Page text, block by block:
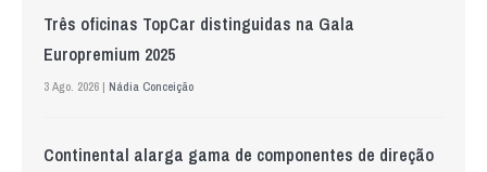
Três oficinas TopCar distinguidas na Gala
Europremium 2025
3 Ago. 2026 | Nádia Conceição
Continental alarga gama de componentes de direção